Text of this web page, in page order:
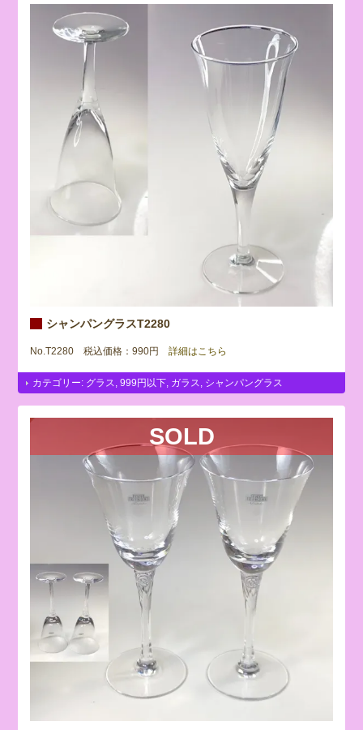
シャンパングラスT2280
No.T2280 税込価格：990円 詳細はこちら
カテゴリー: グラス ,999円以下 ガラス シャンパングラス
SOLD